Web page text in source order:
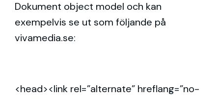
Dokument object model och kan
exempelvis se ut som följande på
vivamedia.se:
<head><link rel=”alternate” hreflang=”no-